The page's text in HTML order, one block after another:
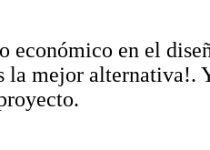
económico en el
mejor alternativa!.